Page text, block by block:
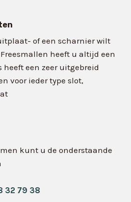
of een scharnier wilt
heeft u altijd een
heeft een zeer uitgebreid
voor ieder type slot,
kunt u de onderstaande
32 79 38